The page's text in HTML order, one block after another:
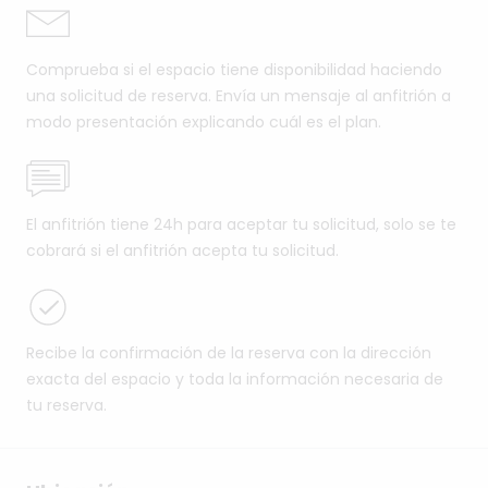
Comprueba si el espacio tiene disponibilidad haciendo
una solicitud de reserva. Envía un mensaje al anfitrión a
modo presentación explicando cuál es el plan.
El anfitrión tiene 24h para aceptar tu solicitud, solo se te
cobrará si el anfitrión acepta tu solicitud.
Recibe la confirmación de la reserva con la dirección
exacta del espacio y toda la información necesaria de
tu reserva.